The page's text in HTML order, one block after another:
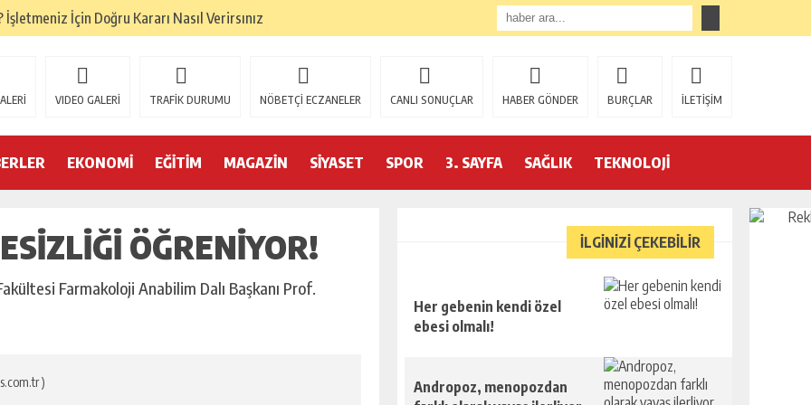
İçin Doğru Kararı Nasıl Verirsınız
Denge Nasıl Kurulur?
Seçenekleri Dikkat Çekiyor
VIDEO GALERİ TRAFİK DURUMU NÖBETÇİ ECZANELER CANLI SONUÇLAR HABER GÖNDER BURÇLAR İLETİŞİM
EKONOMİ EĞİTİM MAGAZİN SİYASET SPOR 3. SAYFA SAĞLIK TEKNOLOJİ
ÖĞRENIYOR!
Farmakoloji Anabilim Dalı Başkanı Prof.
)
İLGİNİZİ ÇEKEBİLİR
Her gebenin kendi özel
ebesi olmalı!
Andropoz, menopozdan